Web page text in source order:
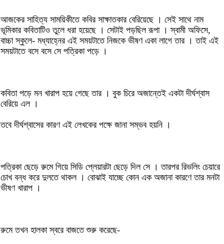
আজকের সাহিত্য সাময়িকীতে কবির সাক্ষাতকার বেরিয়েছে । সেই সাথে নাম
ভূমিকার কবিতাটিও তুলে ধরা হয়েছে । সেটাই পড়ছিল রূপা । স্বামী অফিসে,
বাচ্চা স্কুলে- মধ্যাহ্নের এই সময়টাতে নিজকে ভীষণ একা লাগে তার । তাই এই
সময়টাতে বসে বসে সে পত্রিকা পড়ে ।
কবিতা পড়ে মন খারাপ হয়ে গেছে তার । বুক চিরে অজান্তেই একটা দীর্ঘশ্বাস
বেরিয়ে এল ।
তবে দীর্ঘশ্বাসের কারণ এই লেখকের পক্ষে জানা সম্ভব হয়নি ।
পত্রিকা ছেড়ে রুমে গিয়ে সিডি প্লেয়ারটা ছেড়ে দিল সে । তারপর রিভলিং চেয়ারে
চোখ বন্ধ করে দুলতে থাকল । বোঝাই যাচ্ছে কোন এক অজানা কারণে তার মনটা
ভীষণ খারাপ ।
রুমে তখন হালকা স্বরে বাজতে শুরু করেছে-